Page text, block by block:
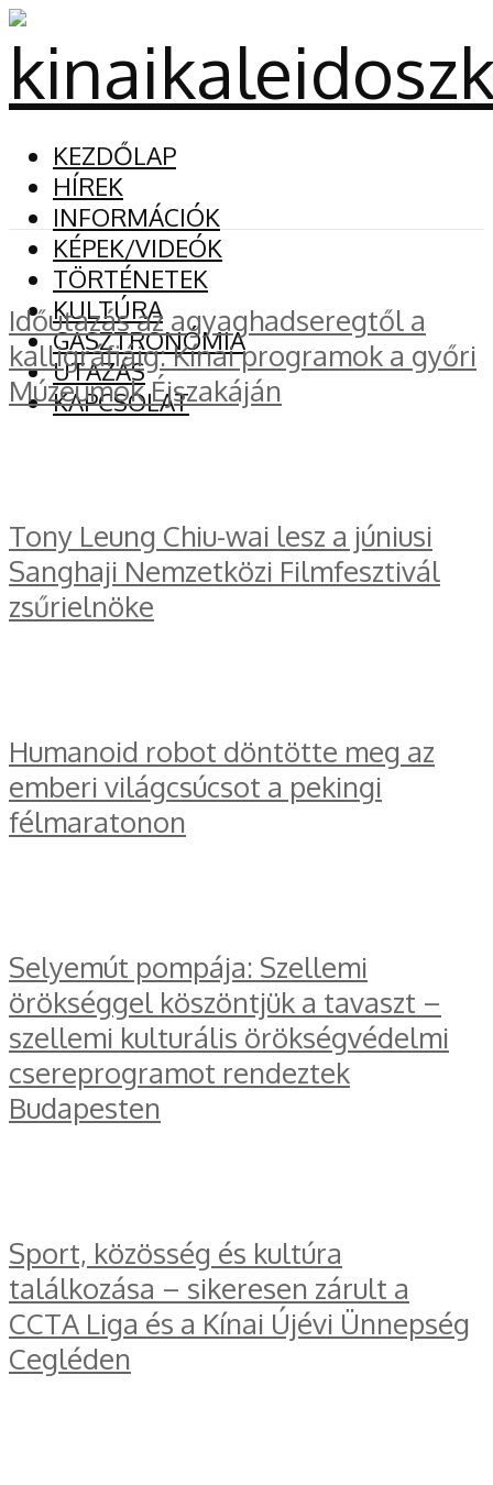
KEZDŐLAP
HÍREK
INFORMÁCIÓK
KÉPEK/VIDEÓK
TÖRTÉNETEK
KULTÚRA
GASZTRONÓMIA
UTAZÁS
KAPCSOLAT
Időutazás az agyaghadseregtől a
kalligráfiáig: Kínai programok a győri
Múzeumok Éjszakáján
Tony Leung Chiu-wai lesz a júniusi
Sanghaji Nemzetközi Filmfesztivál
zsűrielnöke
Humanoid robot döntötte meg az
emberi világcsúcsot a pekingi
félmaratonon
Selyemút pompája: Szellemi
örökséggel köszöntjük a tavaszt –
szellemi kulturális örökségvédelmi
csereprogramot rendeztek
Budapesten
Sport, közösség és kultúra
találkozása – sikeresen zárult a
CCTA Liga és a Kínai Újévi Ünnepség
Cegléden